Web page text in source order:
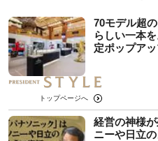
70モデル超
らしい一本
定ポップア
トップページへ
経営の神様
ニーや日立